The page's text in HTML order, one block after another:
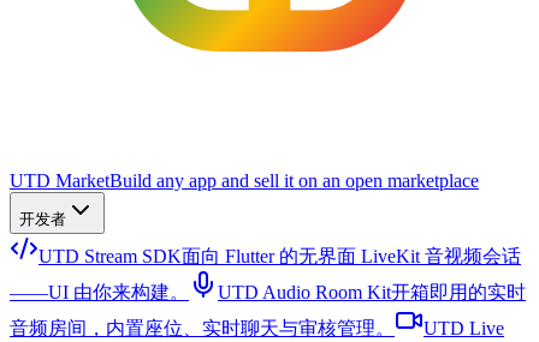
UTD MarketBuild any app and sell it on an open marketplace
开发者
UTD Stream SDK面向 Flutter 的无界面 LiveKit 音视频会话
——UI 由你来构建。
UTD Audio Room Kit开箱即用的实时
音频房间，内置座位、实时聊天与审核管理。
UTD Live